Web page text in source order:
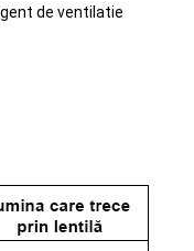
de ventilatie